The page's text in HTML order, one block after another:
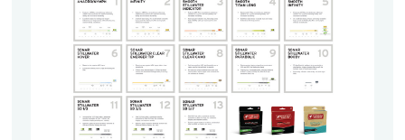
アウトレット
ケース
フライライン
フライマテリアル
ギア・アクセサリー